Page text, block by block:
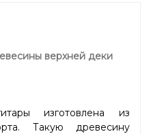
верхней деки
изготовлена из
Такую древесину